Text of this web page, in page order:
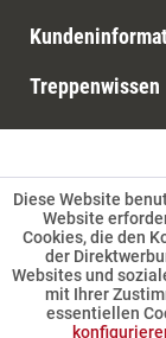
Treppenwissen
Diese Website
Website
Cookies, die den
der
Websites und
mit Ihrer
essentiellen